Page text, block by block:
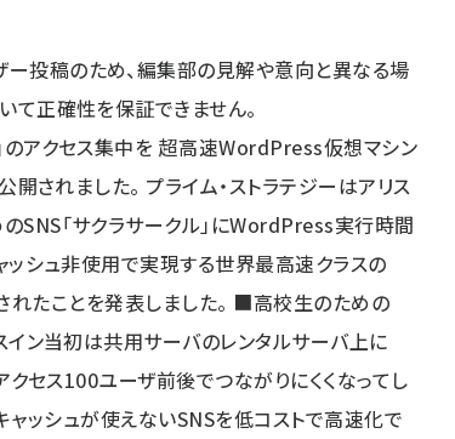
投稿のため、編集部の見解や意向と異なる場
て正確性を保証できません。
のアクセス集中を 超高速WordPress仮想マシン
されました。 プライム・ストラテジーはアリス
SNS「サクラサークル」にWordPress実行時間
ッシュ非使用で実現する世界最高速クラスの
たことを発表しました。 ■高校生のための
イン当初は共用サーバのレンタルサーバ上に
セス100ユーザ前後でつながりにくくなってし
ャッシュが使えないSNSを低コストで高速化で